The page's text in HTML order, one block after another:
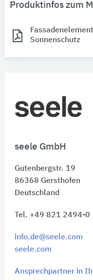
seele GmbH
Gutenbergstr. 19
86368 Gersthofen
Deutschland
Tel. +49 821 2494-0
info.de@seele.com
seele.com
Ansprechpartner in
Produktinfos zum
Sonnenschutz